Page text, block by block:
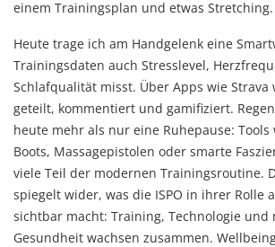
einem Trainingsplan und etwas Stretching.
Heute trage ich am Handgelenk eine
Trainingsdaten auch Stresslevel,
Schlafqualität misst. Über Apps wie Strava
geteilt, kommentiert und gamifiziert.
heute mehr als nur eine Ruhepause: Tools
Boots, Massagepistolen oder smarte
viele Teil der modernen Trainingsroutine.
spiegelt wider, was die ISPO in ihrer Rolle
sichtbar macht: Training, Technologie und
Gesundheit wachsen zusammen.